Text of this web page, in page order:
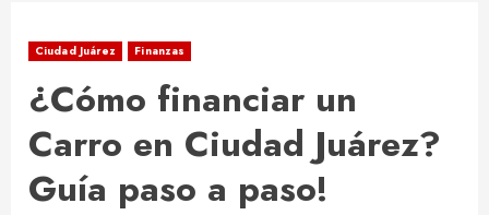
Ciudad Juárez Finanzas
¿Cómo financiar un
Carro en Ciudad Juárez?
Guía paso a paso!